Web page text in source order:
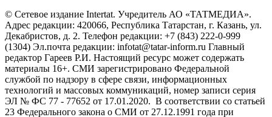
© Сетевое издание Intertat. Учредитель АО «ТАТМЕДИА».
Адрес редакции: 420066, Республика Татарстан, г. Казань, ул.
Декабристов, д. 2. Телефон редакции: +7 (843) 222-0-999
(1304) Эл.почта редакции: infotat@tatar-inform.ru Главный
редактор Гареев Р.И. Настоящий ресурс может содержать
материалы 16+. СМИ зарегистрировано Федеральной
службой по надзору в сфере связи, информационных
технологий и массовых коммуникаций, номер записи серия
ЭЛ № ФС 77 - 77652 от 17.01.2020. В соответствии со статьей
23 Федерального закона о СМИ от 27.12.1991 года при